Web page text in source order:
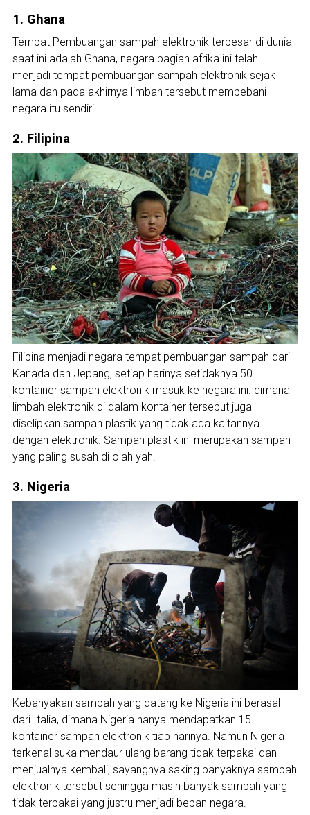
1. Ghana
Tempat Pembuangan sampah elektronik terbesar di dunia
saat ini adalah Ghana, negara bagian afrika ini telah
menjadi tempat pembuangan sampah elektronik sejak
lama dan pada akhirnya limbah tersebut membebani
negara itu sendiri.
2. Filipina
Filipina menjadi negara tempat pembuangan sampah dari
Kanada dan Jepang, setiap harinya setidaknya 50
kontainer sampah elektronik masuk ke negara ini. dimana
limbah elektronik di dalam kontainer tersebut juga
diselipkan sampah plastik yang tidak ada kaitannya
dengan elektronik. Sampah plastik ini merupakan sampah
yang paling susah di olah yah.
3. Nigeria
Kebanyakan sampah yang datang ke Nigeria ini berasal
dari Italia, dimana Nigeria hanya mendapatkan 15
kontainer sampah elektronik tiap harinya. Namun Nigeria
terkenal suka mendaur ulang barang tidak terpakai dan
menjualnya kembali, sayangnya saking banyaknya sampah
elektronik tersebut sehingga masih banyak sampah yang
tidak terpakai yang justru menjadi beban negara.